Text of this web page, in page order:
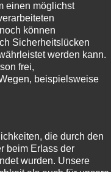
einen möglichst
können
Sicherheitslücken
werden kann.
frei,
beispielsweise
die durch den
beim Erlass der
wurden. Unsere